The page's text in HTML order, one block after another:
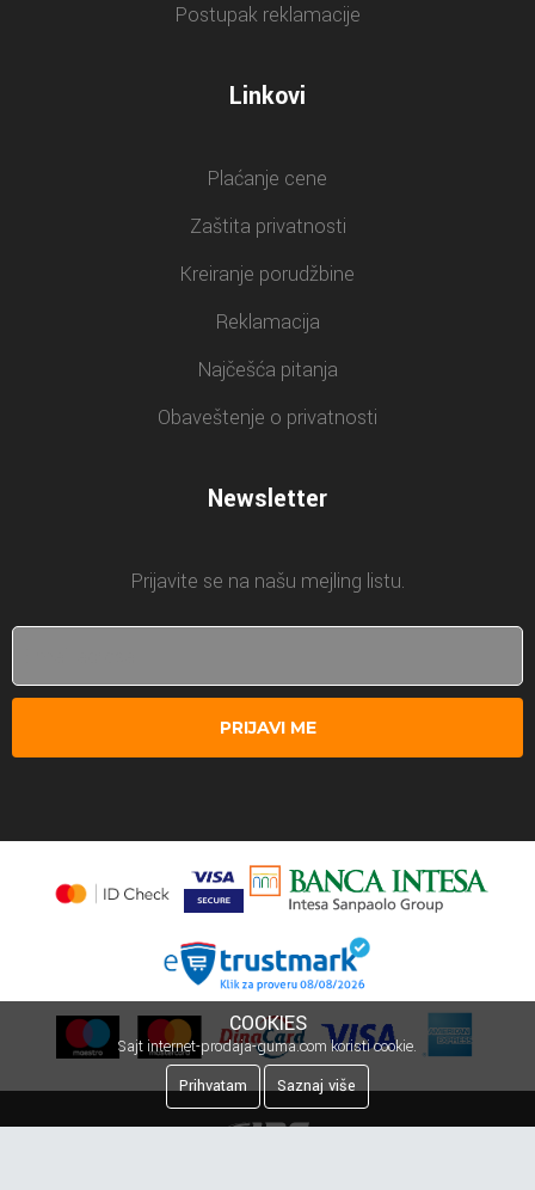
Postupak reklamacije
Linkovi
Plaćanje cene
Zaštita privatnosti
Kreiranje porudžbine
Reklamacija
Najčešća pitanja
Obaveštenje o privatnosti
Newsletter
Prijavite se na našu mejling listu.
PRIJAVI ME
COOKIES
Sajt internet-prodaja-guma.com koristi cookie.
Prihvatam
Saznaj više